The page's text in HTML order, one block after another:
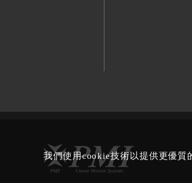
我們使用cookie技術以提供更優質